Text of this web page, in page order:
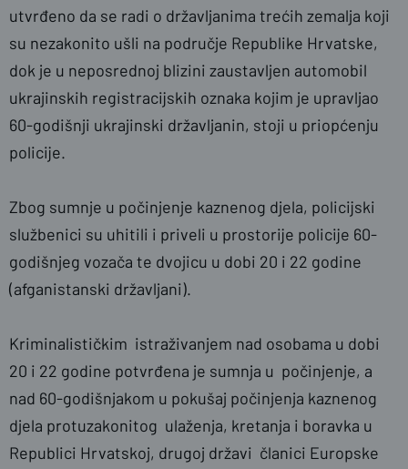
utvrđeno da se radi o državljanima trećih zemalja koji
su nezakonito ušli na područje Republike Hrvatske,
dok je u neposrednoj blizini zaustavljen automobil
ukrajinskih registracijskih oznaka kojim je upravljao
60-godišnji ukrajinski državljanin, stoji u priopćenju
policije.
Zbog sumnje u počinjenje kaznenog djela, policijski
službenici su uhitili i priveli u prostorije policije 60-
godišnjeg vozača te dvojicu u dobi 20 i 22 godine
(afganistanski državljani).
Kriminalističkim istraživanjem nad osobama u dobi
20 i 22 godine potvrđena je sumnja u počinjenje, a
nad 60-godišnjakom u pokušaj počinjenja kaznenog
djela protuzakonitog ulaženja, kretanja i boravka u
Republici Hrvatskoj, drugoj državi članici Europske